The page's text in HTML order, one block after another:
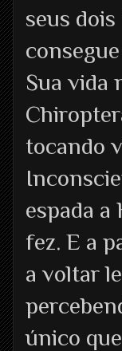
seus
Sua vida
tocando
espada a
fez. E a
a voltar
único